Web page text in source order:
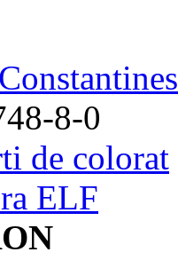
8-0
de colorat
ELF